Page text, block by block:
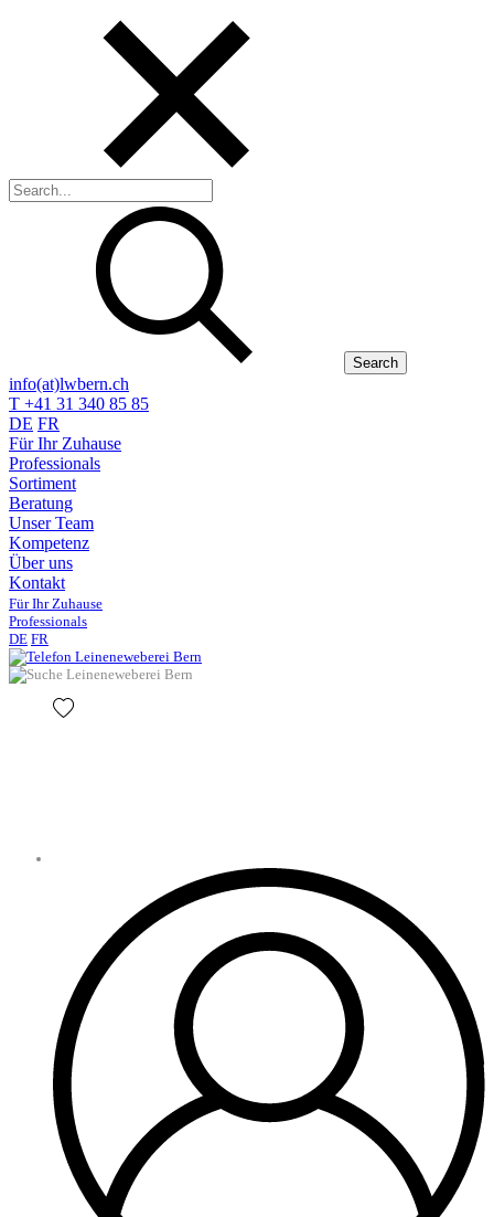
Search
info(at)lwbern.ch
T +41 31 340 85 85
DE FR
Für Ihr Zuhause
Professionals
Sortiment
Beratung
Unser Team
Kompetenz
Über uns
Kontakt
Für Ihr Zuhause
Professionals
DE FR